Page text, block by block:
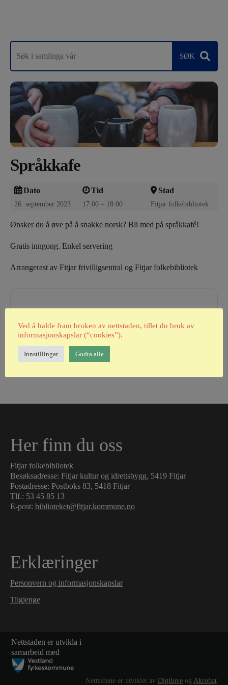
Språkkafe
Dato
26. september 2023
Tid
17:00 – 18:00
Stad
Fitjar folkebibliotek
Ønsker du å øve på å snakke norsk? Bli med på språkkafé!
Gratis inngong. Enkel servering
Arrangerast av Fitjar frivilligsentral og Fitjar folkebibliotek
+ Add to Google Calendar
Her finn du oss
Fitjar folkebibliotek
Besøksadresse: Fitjar kultur og idrettsbygg, 5419 Fitjar
Postadresse: Postboks 83, 5418 Fitjar
Tlf.: 53 45 85 13
E-post: biblioteket@fitjar.kommune.no
Erklæringer
Personvern og informasjonskapslar
Tilgjenge
Nettstaden er utvikla i
samarbeid med
Nettsidene er utviklet av Digiloveog Akrobat
Ved å halde fram bruken av nettstaden, tillet du bruk av
informasjonskapslar (“cookies”).
Innstillingar Godta alle